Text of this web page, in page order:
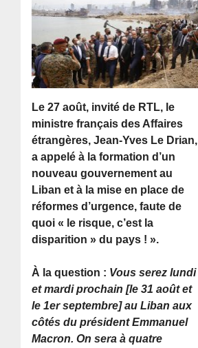
Le 27 août, invité de RTL, le
ministre français des Affaires
étrangères, Jean-Yves Le Drian,
a appelé à la formation d’un
nouveau gouvernement au
Liban et à la mise en place de
réformes d’urgence, faute de
quoi « le risque, c’est la
disparition » du pays ! ».
À la question : Vous serez lundi
et mardi prochain [le 31 août et
le 1er septembre] au Liban aux
côtés du président Emmanuel
Macron. On sera à quatre